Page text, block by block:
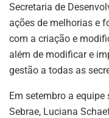
Secretaria de
ações de melhorias e
com a criação e
além de modificar e
gestão a todas as
Em setembro a
Sebrae, Luciana